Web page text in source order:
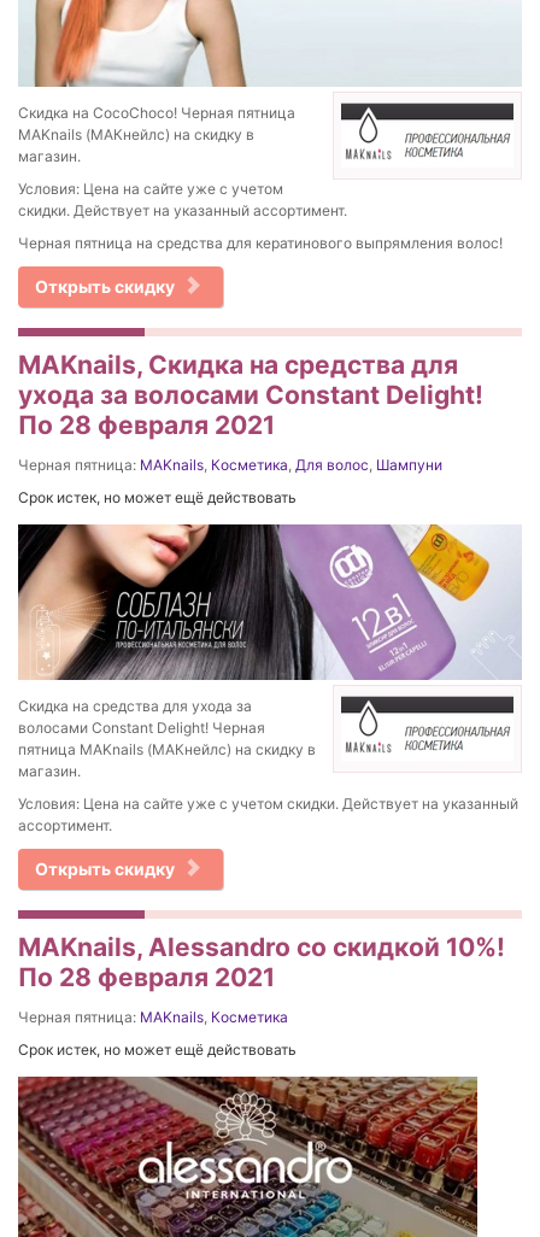
Скидка на CocoChoco! Черная пятница
MAKnails (МАКнейлс) на скидку в
магазин.
Условия: Цена на сайте уже с учетом
скидки. Действует на указанный ассортимент.
Черная пятница на средства для кератинового выпрямления волос!
Открыть скидку
MAKnails, Скидка на средства для
ухода за волосами Constant Delight!
По 28 февраля 2021
Черная пятница: MAKnails, Косметика, Для волос, Шампуни
Срок истек, но может ещё действовать
Скидка на средства для ухода за
волосами Constant Delight! Черная
пятница MAKnails (МАКнейлс) на скидку в
магазин.
Условия: Цена на сайте уже с учетом скидки. Действует на указанный
ассортимент.
Открыть скидку
MAKnails, Alessandro со скидкой 10%!
По 28 февраля 2021
Черная пятница: MAKnails, Косметика
Срок истек, но может ещё действовать